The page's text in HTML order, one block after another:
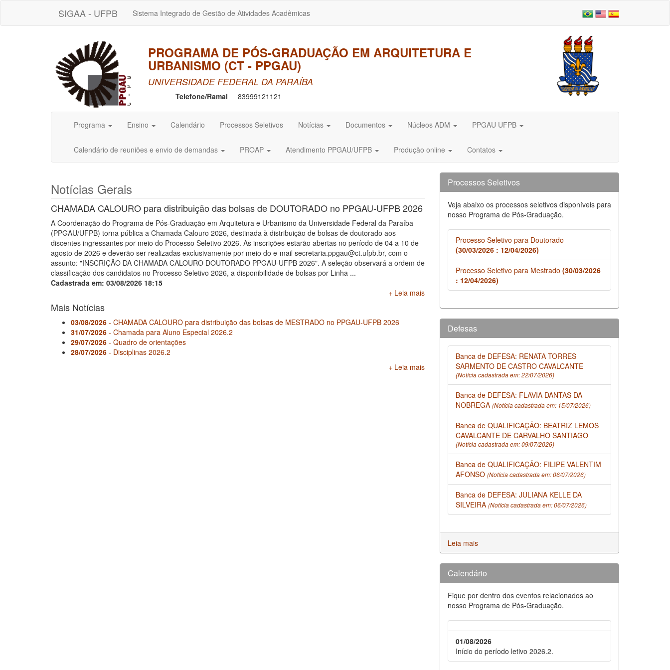
SIGAA - UFPB Sistema Integrado de Gestão de Atividades Acadêmicas
PROGRAMA DE PÓS-GRADUAÇÃO EM ARQUITETURA E
URBANISMO (CT - PPGAU)
UNIVERSIDADE FEDERAL DA PARAÍBA
Telefone/Ramal 83999121121
Programa Ensino Calendário Processos Seletivos Notícias Documentos Núcleos ADM PPGAU UFPB
Calendário de reuniões e envio de demandas PROAP Atendimento PPGAU/UFPB Produção online Contatos
Notícias Gerais
CHAMADA CALOURO para distribuição das bolsas de DOUTORADO no PPGAU-UFPB 2026
A Coordenação do Programa de Pós-Graduação em Arquitetura e Urbanismo da Universidade Federal da Paraíba
(PPGAU/UFPB) torna pública a Chamada Calouro 2026, destinada à distribuição de bolsas de doutorado aos
discentes ingressantes por meio do Processo Seletivo 2026. As inscrições estarão abertas no período de 04 a 10 de
agosto de 2026 e deverão ser realizadas exclusivamente por meio do e-mail secretaria.ppgau@ct.ufpb.br, com o
assunto: "INSCRIÇÃO DA CHAMADA CALOURO DOUTORADO PPGAU-UFPB 2026". A seleção observará a ordem de
classificação dos candidatos no Processo Seletivo 2026, a disponibilidade de bolsas por Linha ...
Cadastrada em: 03/08/2026 18:15
+ Leia mais
Mais Notícias
03/08/2026 - CHAMADA CALOURO para distribuição das bolsas de MESTRADO no PPGAU-UFPB 2026
31/07/2026 - Chamada para Aluno Especial 2026.2
29/07/2026 - Quadro de orientações
28/07/2026 - Disciplinas 2026.2
+ Leia mais
Processos Seletivos
Veja abaixo os processos seletivos disponíveis para
nosso Programa de Pós-Graduação.
Processo Seletivo para Doutorado
(30/03/2026 : 12/04/2026)
Processo Seletivo para Mestrado (30/03/2026
: 12/04/2026)
Defesas
Banca de DEFESA: RENATA TORRES
SARMENTO DE CASTRO CAVALCANTE
(Notícia cadastrada em: 22/07/2026)
Banca de DEFESA: FLAVIA DANTAS DA
NOBREGA (Notícia cadastrada em: 15/07/2026)
Banca de QUALIFICAÇÃO: BEATRIZ LEMOS
CAVALCANTE DE CARVALHO SANTIAGO
(Notícia cadastrada em: 09/07/2026)
Banca de QUALIFICAÇÃO: FILIPE VALENTIM
AFONSO (Notícia cadastrada em: 06/07/2026)
Banca de DEFESA: JULIANA KELLE DA
SILVEIRA (Notícia cadastrada em: 06/07/2026)
Leia mais
Calendário
Fique por dentro dos eventos relacionados ao
nosso Programa de Pós-Graduação.
01/08/2026
Início do período letivo 2026.2.